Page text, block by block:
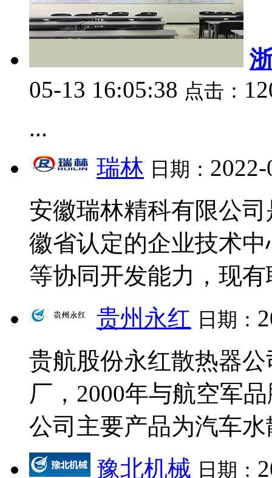
05-13 16:05:38 点击：
...
瑞林 日期：
安徽瑞林精科有限公
徽省认定的企业技术
等协同开发能力，现
贵州永红 日期：
贵航股份永红散热器
厂，2000年与航空军
公司主要产品为汽车
豫北机械 日期：